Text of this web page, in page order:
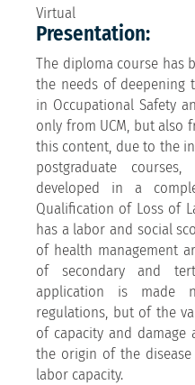
Virtual
Presentation:
The diploma course has
the needs of deepening
in Occupational Safety
only from UCM, but also
this content, due to the
postgraduate
developed in a
Qualification of Loss of
has a labor and social
of health management
of secondary and
application is
regulations, but of the
of capacity and damage
the origin of the
labor capacity.